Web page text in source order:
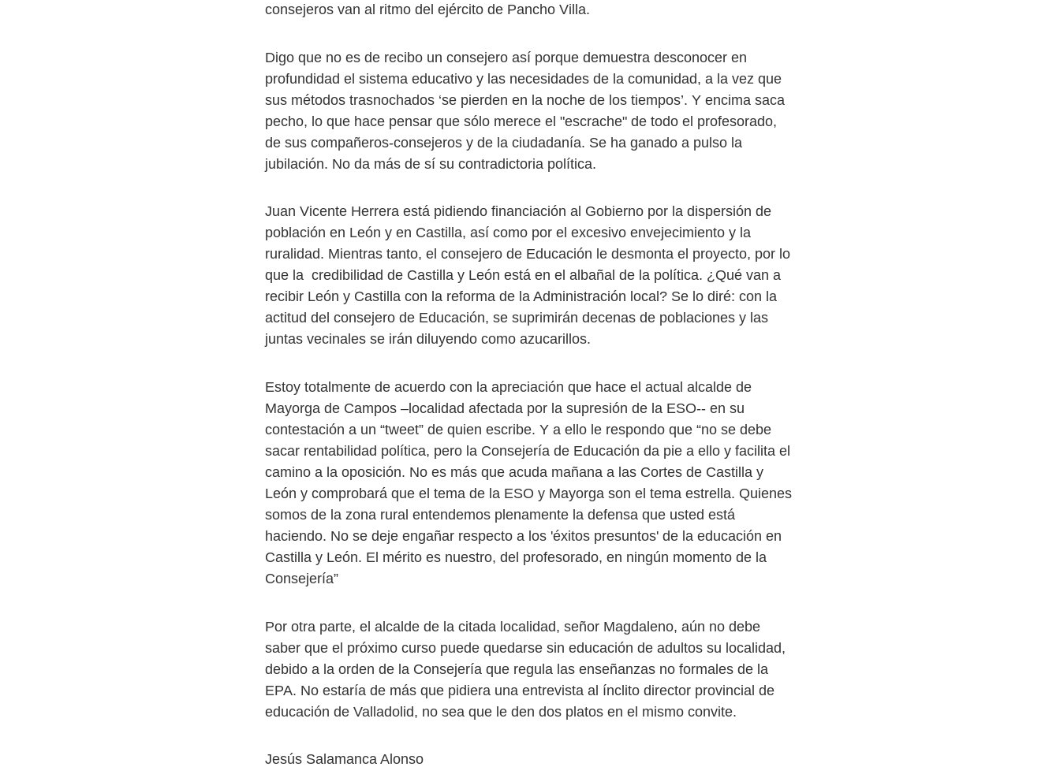
consejeros van al ritmo del ejército de Pancho Villa.
Digo que no es de recibo un consejero así porque demuestra desconocer en
profundidad el sistema educativo y las necesidades de la comunidad, a la vez que
sus métodos trasnochados ‘se pierden en la noche de los tiempos’. Y encima saca
pecho, lo que hace pensar que sólo merece el "escrache" de todo el profesorado,
de sus compañeros-consejeros y de la ciudadanía. Se ha ganado a pulso la
jubilación. No da más de sí su contradictoria política.
Juan Vicente Herrera está pidiendo financiación al Gobierno por la dispersión de
población en León y en Castilla, así como por el excesivo envejecimiento y la
ruralidad. Mientras tanto, el consejero de Educación le desmonta el proyecto, por lo
que la credibilidad de Castilla y León está en el albañal de la política. ¿Qué van a
recibir León y Castilla con la reforma de la Administración local? Se lo diré: con la
actitud del consejero de Educación, se suprimirán decenas de poblaciones y las
juntas vecinales se irán diluyendo como azucarillos.
Estoy totalmente de acuerdo con la apreciación que hace el actual alcalde de
Mayorga de Campos –localidad afectada por la supresión de la ESO-- en su
contestación a un “tweet” de quien escribe. Y a ello le respondo que “no se debe
sacar rentabilidad política, pero la Consejería de Educación da pie a ello y facilita el
camino a la oposición. No es más que acuda mañana a las Cortes de Castilla y
León y comprobará que el tema de la ESO y Mayorga son el tema estrella. Quienes
somos de la zona rural entendemos plenamente la defensa que usted está
haciendo. No se deje engañar respecto a los 'éxitos presuntos' de la educación en
Castilla y León. El mérito es nuestro, del profesorado, en ningún momento de la
Consejería”
Por otra parte, el alcalde de la citada localidad, señor Magdaleno, aún no debe
saber que el próximo curso puede quedarse sin educación de adultos su localidad,
debido a la orden de la Consejería que regula las enseñanzas no formales de la
EPA. No estaría de más que pidiera una entrevista al ínclito director provincial de
educación de Valladolid, no sea que le den dos platos en el mismo convite.
Jesús Salamanca Alonso